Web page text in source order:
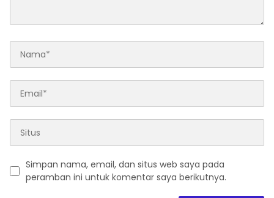
Simpan nama, email, dan situs web saya pada
peramban ini untuk komentar saya berikutnya.